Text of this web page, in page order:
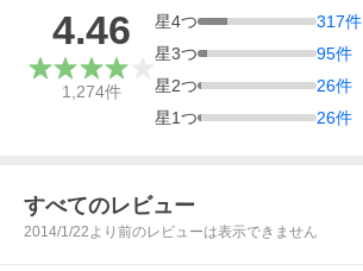
4.46
1,274件
星4つ 317件
星3つ 95件
星2つ 26件
星1つ 26件
すべてのレビュー
2014/1/22より前のレビューは表示できません